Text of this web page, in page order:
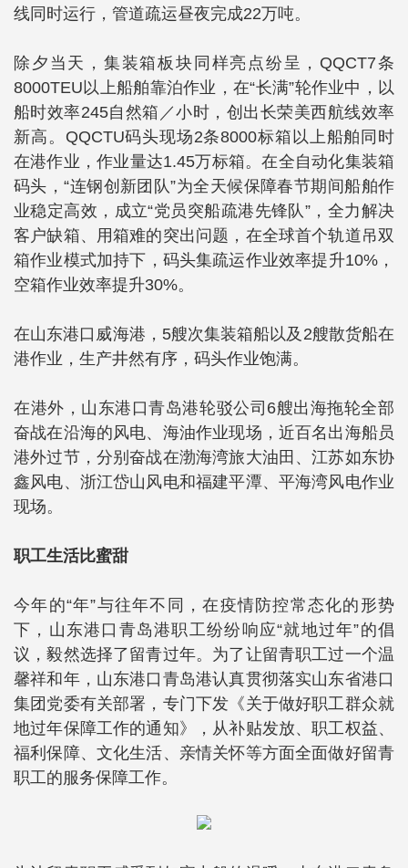
线同时运行，管道疏运昼夜完成22万吨。
除夕当天，集装箱板块同样亮点纷呈，QQCT7条
8000TEU以上船舶靠泊作业，在“长满”轮作业中，以
船时效率245自然箱／小时，创出长荣美西航线效率
新高。QQCTU码头现场2条8000标箱以上船舶同时
在港作业，作业量达1.45万标箱。在全自动化集装箱
码头，“连钢创新团队”为全天候保障春节期间船舶作
业稳定高效，成立“党员突船疏港先锋队”，全力解决
客户缺箱、用箱难的突出问题，在全球首个轨道吊双
箱作业模式加持下，码头集疏运作业效率提升10%，
空箱作业效率提升30%。
在山东港口威海港，5艘次集装箱船以及2艘散货船在
港作业，生产井然有序，码头作业饱满。
在港外，山东港口青岛港轮驳公司6艘出海拖轮全部
奋战在沿海的风电、海油作业现场，近百名出海船员
港外过节，分别奋战在渤海湾旅大油田、江苏如东协
鑫风电、浙江岱山风电和福建平潭、平海湾风电作业
现场。
职工生活比蜜甜
今年的“年”与往年不同，在疫情防控常态化的形势
下，山东港口青岛港职工纷纷响应“就地过年”的倡
议，毅然选择了留青过年。为了让留青职工过一个温
馨祥和年，山东港口青岛港认真贯彻落实山东省港口
集团党委有关部署，专门下发《关于做好职工群众就
地过年保障工作的通知》，从补贴发放、职工权益、
福利保障、文化生活、亲情关怀等方面全面做好留青
职工的服务保障工作。